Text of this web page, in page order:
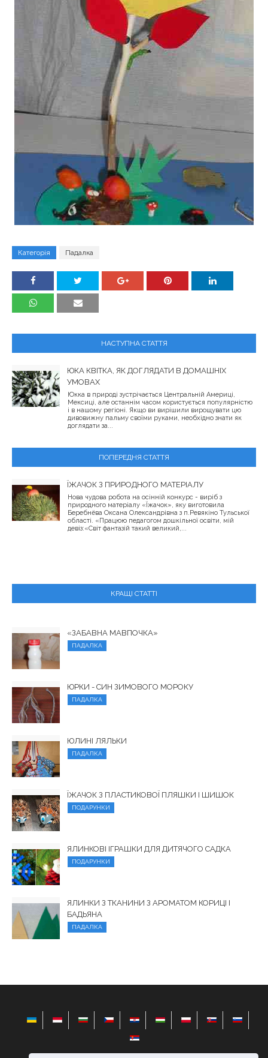
Категорія Падалка
НАСТУПНА СТАТТЯ
ЮКА КВІТКА, ЯК ДОГЛЯДАТИ В ДОМАШНІХ
УМОВАХ
Юкка в природі зустрічається Центральній Америці,
Мексиці, але останнім часом користується популярністю
і в нашому регіоні. Якщо ви вирішили вирощувати цю
дивовижну пальму своїми руками, необхідно знати як
доглядати за...
ПОПЕРЕДНЯ СТАТТЯ
ЇЖАЧОК З ПРИРОДНОГО МАТЕРІАЛУ
Нова чудова робота на осінній конкурс - виріб з
природного матеріалу «Їжачок», яку виготовила
Беребнёва Оксана Олександрівна з п.Ревякіно Тульської
області. «Працюю педагогом дошкільної освіти, мій
девіз:«Світ фантазій такий великий,...
КРАЩІ СТАТТІ
«ЗАБАВНА МАВПОЧКА»
ПАДАЛКА
ЮРКИ - СИН ЗИМОВОГО МОРОКУ
ПАДАЛКА
ЮЛИНІ ЛЯЛЬКИ
ПАДАЛКА
ЇЖАЧОК З ПЛАСТИКОВОЇ ПЛЯШКИ І ШИШОК
ПОДАРУНКИ
ЯЛИНКОВІ ІГРАШКИ ДЛЯ ДИТЯЧОГО САДКА
ПОДАРУНКИ
ЯЛИНКИ З ТКАНИНИ З АРОМАТОМ КОРИЦІ І
БАДЬЯНА
ПАДАЛКА